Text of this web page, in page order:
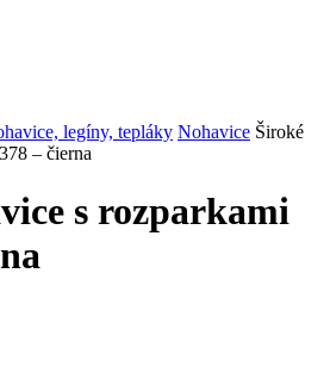
legíny, tepláky Nohavice Široké
– čierna
s rozparkami